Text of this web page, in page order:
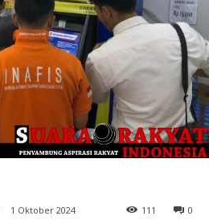
1 Oktober 2024 0
111